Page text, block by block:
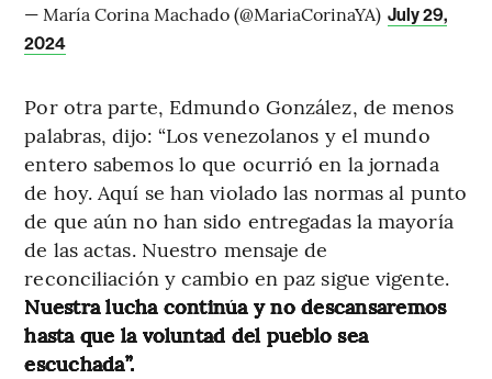
— María Corina Machado (@MariaCorinaYA) July 29,
2024
Por otra parte, Edmundo González, de menos
palabras, dijo: “Los venezolanos y el mundo
entero sabemos lo que ocurrió en la jornada
de hoy. Aquí se han violado las normas al punto
de que aún no han sido entregadas la mayoría
de las actas. Nuestro mensaje de
reconciliación y cambio en paz sigue vigente.
Nuestra lucha continúa y no descansaremos
hasta que la voluntad del pueblo sea
escuchada”.